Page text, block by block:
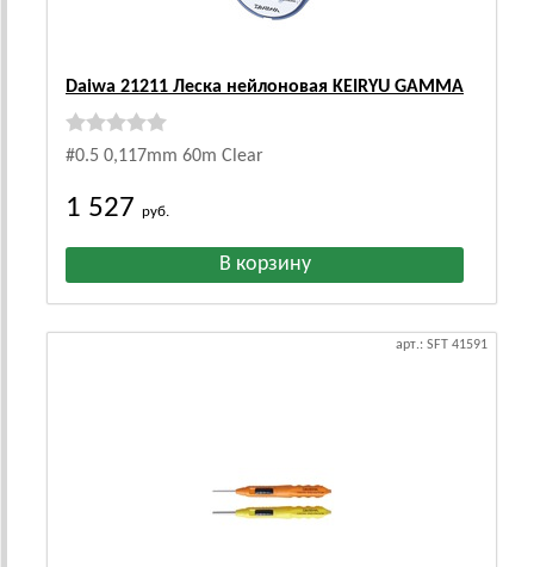
Daiwa 21211 Леска нейлоновая KEIRYU GAMMA
#0.5 0,117mm 60m Clear
1 527 руб.
арт.: SFT 41591